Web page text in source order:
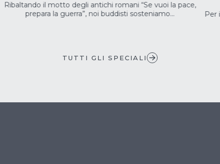
Ribaltando il motto degli antichi romani “Se vuoi la pace,
prepara la guerra”, noi buddisti sosteniamo...
Per
TUTTI GLI SPECIALI